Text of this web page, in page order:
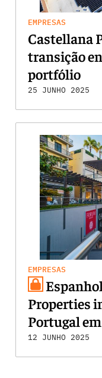
EMPRESAS
Castellana
transição
portfólio
25 JUNHO 2025
EMPRESAS
Properties
Portugal
12 JUNHO 2025